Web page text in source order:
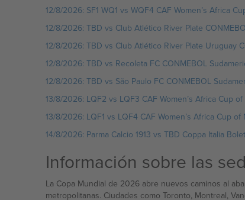
12/8/2026: SF1 WQ1 vs WQF4 CAF Women’s Africa
12/8/2026: TBD vs Club Atlético River Plate
12/8/2026: TBD vs Club Atlético River Plate Uruguay
12/8/2026: TBD vs Recoleta FC CONMEBOL
12/8/2026: TBD vs São Paulo FC CONMEBOL
13/8/2026: LQF2 vs LQF3 CAF Women’s Africa Cup
13/8/2026: LQF1 vs LQF4 CAF Women’s Africa Cup
14/8/2026: Parma Calcio 1913 vs TBD Coppa Italia
Información sobre las
La Copa Mundial de 2026 abre nuevos caminos al
metropolitanas. Ciudades como Toronto, Montreal,